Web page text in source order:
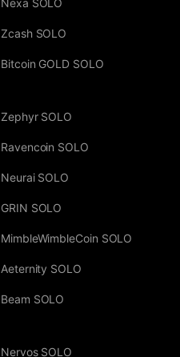
Nexa SOLO
Zcash SOLO
Bitcoin GOLD SOLO
Zephyr SOLO
Ravencoin SOLO
Neurai SOLO
GRIN SOLO
MimbleWimbleCoin SOLO
Aeternity SOLO
Beam SOLO
Nervos SOLO